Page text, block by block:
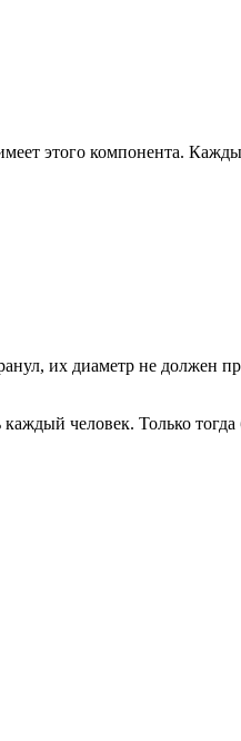
этого компонента.
их диаметр не должен
человек. Только